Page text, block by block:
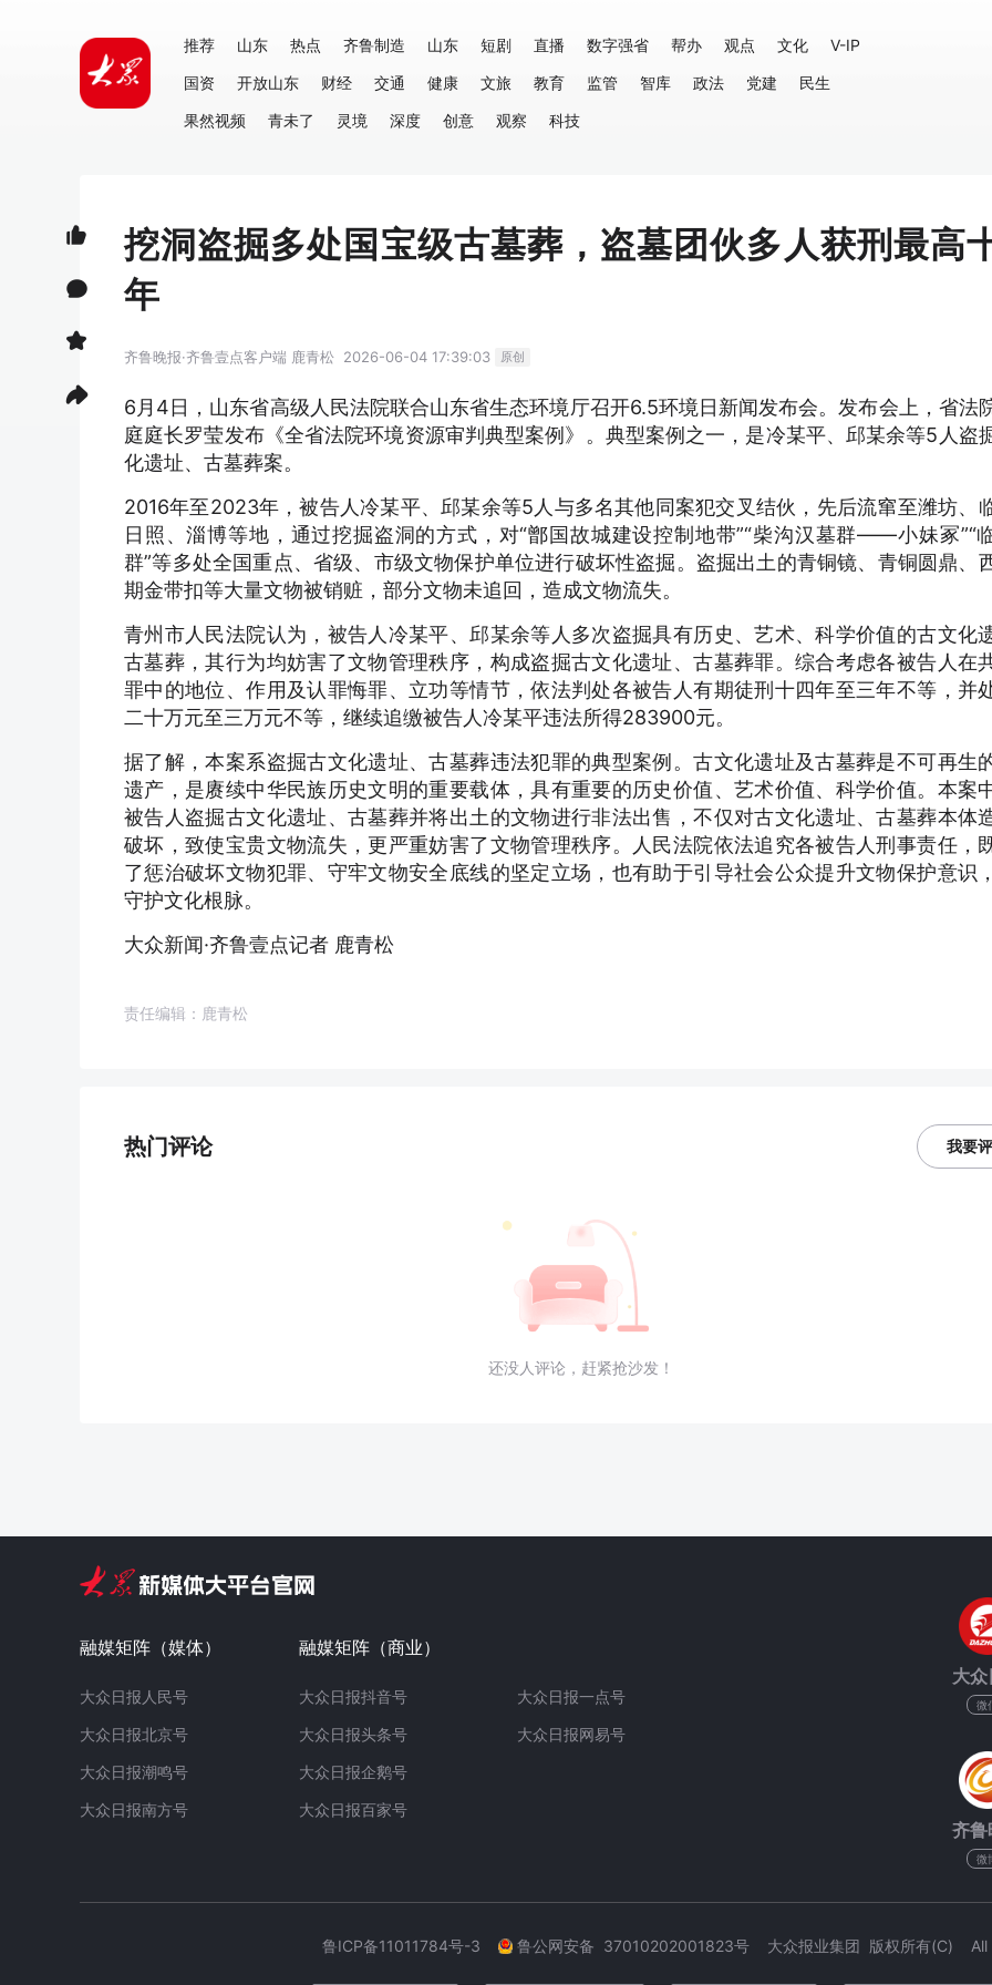
推荐 山东 热点 齐鲁制造 山东 短剧 直播 数字强省 帮办 观点 文化
V-IP
国资
开放山东 财经 交通 健康 文旅 教育 监管 智库 政法 党建
民生
果然视频
青未了 灵境 深度 创意 观察 科技
挖洞盗掘多处国宝级古墓葬，盗墓团伙多人获刑最高
年
齐鲁晚报·齐鲁壹点客户端 鹿青松 2026-06-04 17:39:03 原创
6月4日，山东省高级人民法院联合山东省生态环境厅召开6.5环境日新闻发布会。发布会上，省法
庭庭长罗莹发布《全省法院环境资源审判典型案例》。典型案例之一，是冷某平、邱某余等5人盗
化遗址、古墓葬案。
2016年至2023年，被告人冷某平、邱某余等5人与多名其他同案犯交叉结伙，先后流窜至潍坊、
日照、淄博等地，通过挖掘盗洞的方式，对“鄫国故城建设控制地带”“柴沟汉墓群——小妹冢”“
群”等多处全国重点、省级、市级文物保护单位进行破坏性盗掘。盗掘出土的青铜镜、青铜圆鼎、
期金带扣等大量文物被销赃，部分文物未追回，造成文物流失。
青州市人民法院认为，被告人冷某平、邱某余等人多次盗掘具有历史、艺术、科学价值的古文化
古墓葬，其行为均妨害了文物管理秩序，构成盗掘古文化遗址、古墓葬罪。综合考虑各被告人在
罪中的地位、作用及认罪悔罪、立功等情节，依法判处各被告人有期徒刑十四年至三年不等，并
二十万元至三万元不等，继续追缴被告人冷某平违法所得283900元。
据了解，本案系盗掘古文化遗址、古墓葬违法犯罪的典型案例。古文化遗址及古墓葬是不可再生
遗产，是赓续中华民族历史文明的重要载体，具有重要的历史价值、艺术价值、科学价值。本案
被告人盗掘古文化遗址、古墓葬并将出土的文物进行非法出售，不仅对古文化遗址、古墓葬本体
破坏，致使宝贵文物流失，更严重妨害了文物管理秩序。人民法院依法追究各被告人刑事责任，
了惩治破坏文物犯罪、守牢文物安全底线的坚定立场，也有助于引导社会公众提升文物保护意识
守护文化根脉。
大众新闻·齐鲁壹点记者 鹿青松
责任编辑：鹿青松
热门评论 我要
还没人评论，赶紧抢沙发！
融媒矩阵（媒体）
大众日报人民号
大众日报北京号
大众日报潮鸣号
大众日报南方号
融媒矩阵（商业）
大众日报抖音号
大众日报头条号
大众日报企鹅号
大众日报百家号
大众日报一点号
大众日报网易号
大
微
齐鲁
微
鲁ICP备11011784号-3 鲁公网安备 37010202001823号 大众报业集团 版权所有(C)